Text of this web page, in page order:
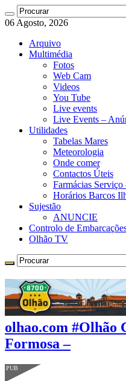
06 Agosto, 2026
Arquivo
Multimédia
Fotos
Web Cam
Videos
You Tube
Live events
Live Events –
Utilidades
Tabelas Mares
Meteorologia
Onde comer
Contactos Úteis
Farmácias
Horários Barcos
Sujestão
ANUNCIE
Controlo de
Olhão TV
olhao.com #Olhão
Formosa –
PUB